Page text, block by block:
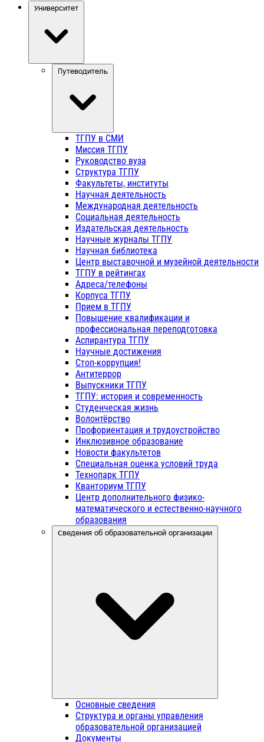
Университет
Путеводитель
ТГПУ в СМИ
Миссия ТГПУ
Руководство вуза
Структура ТГПУ
Факультеты, институты
Научная деятельность
Международная деятельность
Социальная деятельность
Издательская деятельность
Научные журналы ТГПУ
Научная библиотека
Центр выставочной и музейной деятельности
ТГПУ в рейтингах
Адреса/телефоны
Корпуса ТГПУ
Прием в ТГПУ
Повышение квалификации и
профессиональная переподготовка
Аспирантура ТГПУ
Научные достижения
Стоп-коррупция!
Антитеррор
Выпускники ТГПУ
ТГПУ: история и современность
Студенческая жизнь
Волонтёрство
Профориентация и трудоустройство
Инклюзивное образование
Новости факультетов
Специальная оценка условий труда
Технопарк ТГПУ
Кванториум ТГПУ
Центр дополнительного физико-
математического и естественно-научного
образования
Сведения об образовательной организации
Основные сведения
Структура и органы управления
образовательной организацией
Документы